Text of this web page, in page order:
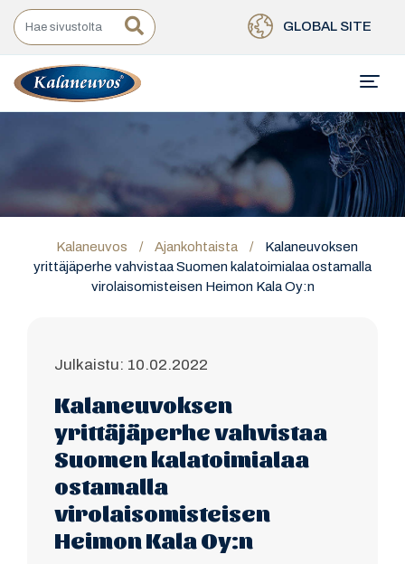
GLOBAL SITE
Kalaneuvos / Ajankohtaista /
Kalaneuvoksen
yrittäjäperhe vahvistaa Suomen kalatoimialaa ostamalla
virolaisomisteisen Heimon Kala Oy:n
Julkaistu: 10.02.2022
Kalaneuvoksen
yrittäjäperhe vahvistaa
Suomen kalatoimialaa
ostamalla
virolaisomisteisen
Heimon Kala Oy:n